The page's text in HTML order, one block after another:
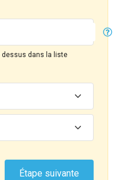
dessus dans la liste